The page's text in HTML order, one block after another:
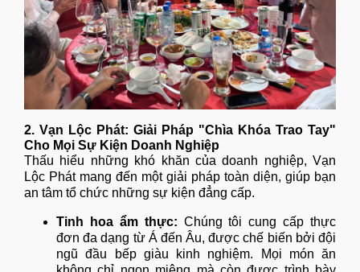
2. Vạn Lộc Phát: Giải Pháp "Chìa Khóa Trao Tay"
Cho Mọi Sự Kiện Doanh Nghiệp
Thấu hiểu những khó khăn của doanh nghiệp, Vạn
Lộc Phát mang đến một giải pháp toàn diện, giúp bạn
an tâm tổ chức những sự kiện đẳng cấp.
Tinh hoa ẩm thực: Chúng tôi cung cấp thực
đơn đa dạng từ Á đến Âu, được chế biến bởi đội
ngũ đầu bếp giàu kinh nghiệm. Mọi món ăn